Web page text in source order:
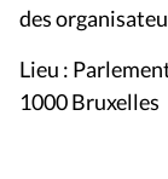
des
Lieu :
1000 Bruxelles